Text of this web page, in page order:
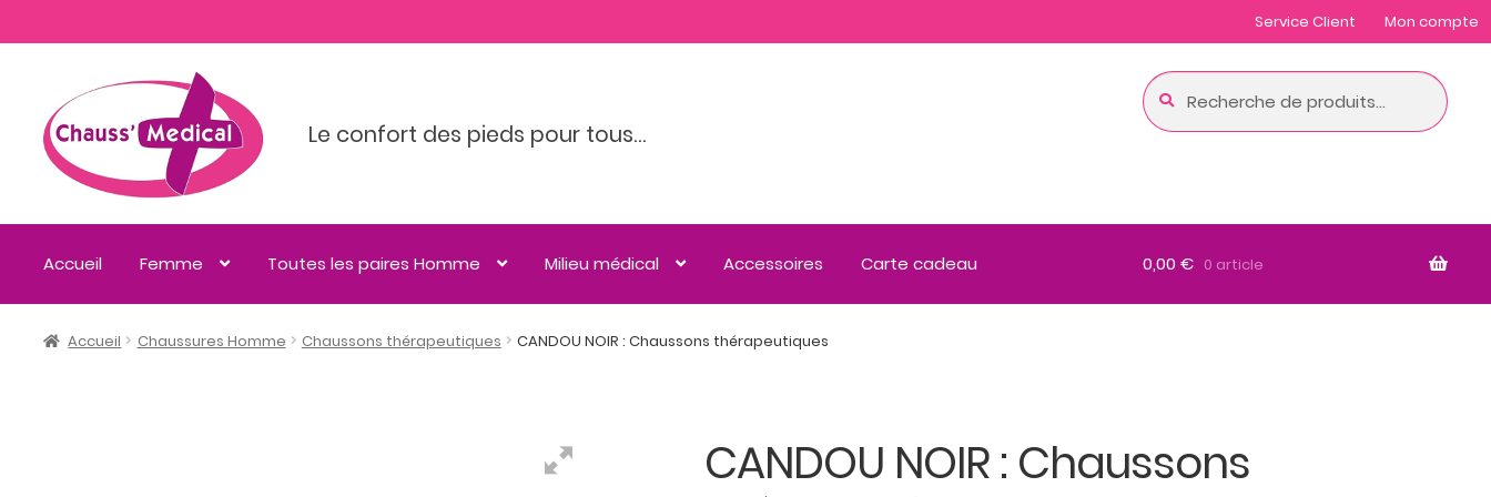
Service Client Mon compte
Le confort des pieds pour tous…
Recherche
pour :
Recherche
Accueil Femme Toutes les paires Homme Milieu médical Accessoires Carte cadeau 0,00 € 0 article
Accueil Chaussures Homme Chaussons thérapeutiques CANDOU NOIR : Chaussons thérapeutiques
CANDOU NOIR : Chaussons